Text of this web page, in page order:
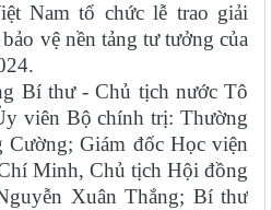
Nam tổ chức lễ trao giải
vệ nền tảng tư tưởng của
Bí thư - Chủ tịch nước Tô
viên Bộ chính trị: Thường
Giám đốc Học viện
Minh, Chủ tịch Hội đồng
Xuân Thắng; Bí thư